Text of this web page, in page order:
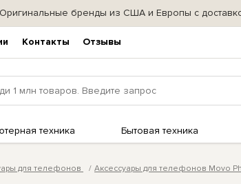
Оригинальные бренды из США и Европы с
Контакты Отзывы
техника Бытовая техника
для телефонов Аксессуары для телефонов Movo